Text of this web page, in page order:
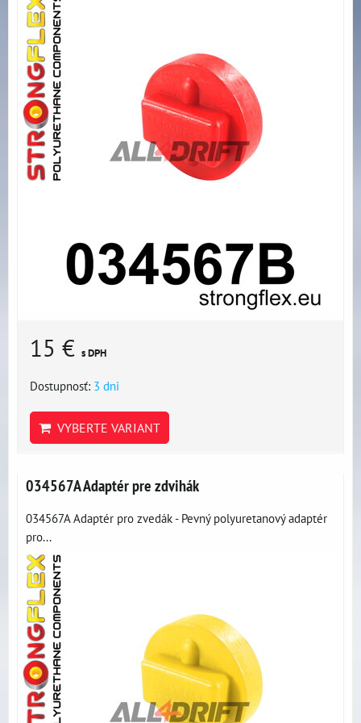
15 € s DPH
Dostupnosť: 3 dni
VYBERTE VARIANT
034567A Adaptér pre zdvihák
034567A Adaptér pro zvedák - Pevný polyuretanový adaptér
pro...